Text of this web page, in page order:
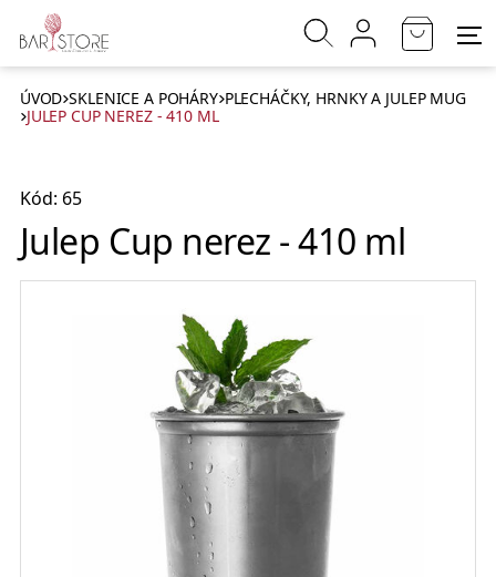
ÚVOD SKLENICE A POHÁRY PLECHÁČKY, HRNKY A JULEP MUG
JULEP CUP NEREZ - 410 ML
Kód: 65
Julep Cup nerez - 410 ml